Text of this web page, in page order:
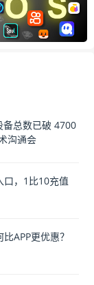
备总数已破 4700
沟通会
口，1比10充值
APP更优惠？